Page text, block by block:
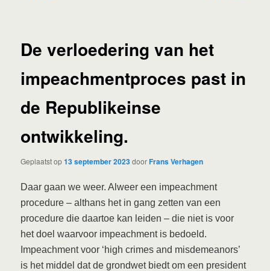
De verloedering van het
impeachmentproces past in
de Republikeinse
ontwikkeling.
Geplaatst op13 september 2023doorFrans Verhagen
Daar gaan we weer. Alweer een impeachment
procedure – althans het in gang zetten van een
procedure die daartoe kan leiden – die niet is voor
het doel waarvoor impeachment is bedoeld.
Impeachment voor ‘high crimes and misdemeanors’
is het middel dat de grondwet biedt om een president